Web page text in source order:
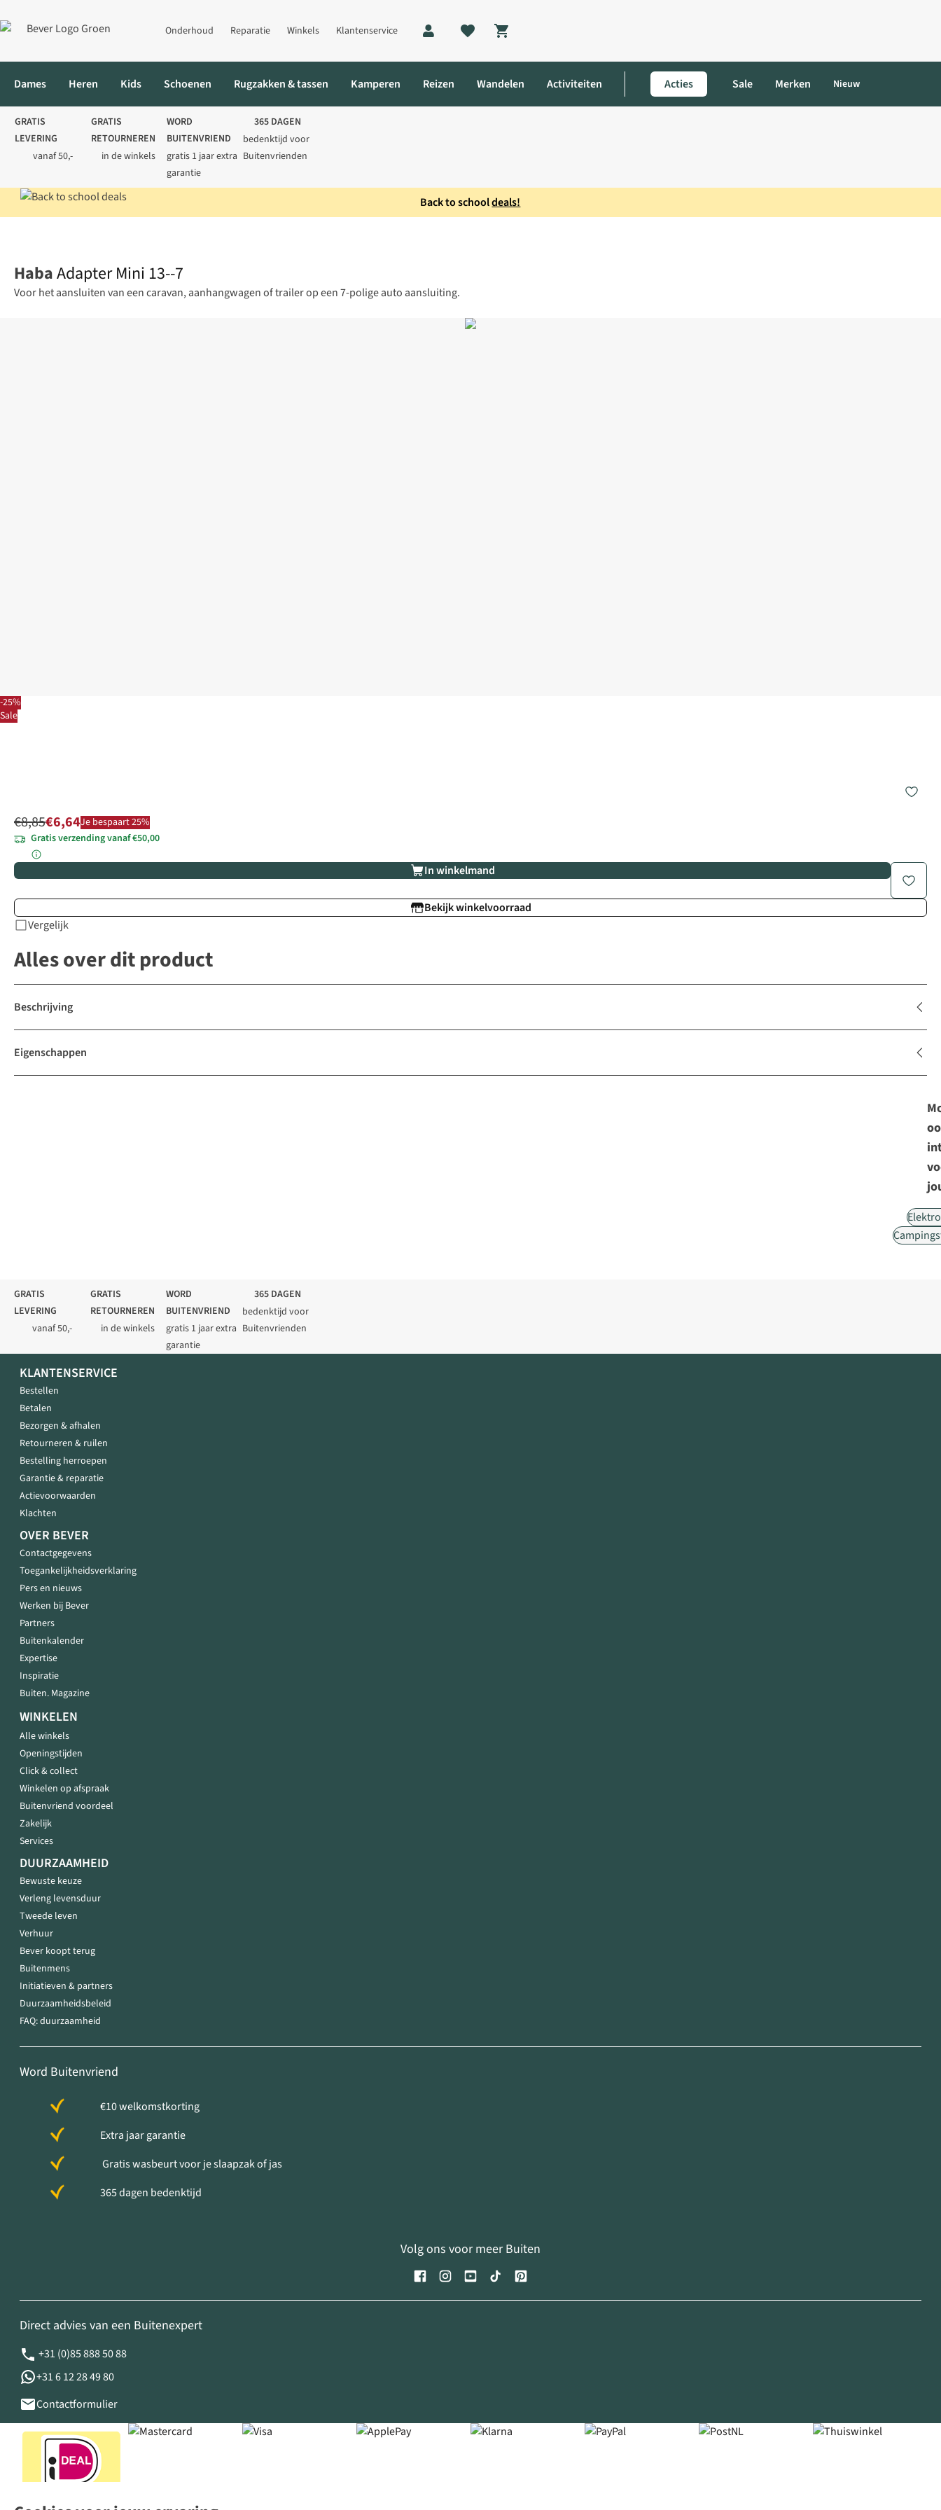
Onderhoud Reparatie Winkels Klantenservice
Shopping cart
Dames Heren Kids Schoenen Rugzakken & tassen Kamperen Reizen Wandelen Activiteiten Acties Sale Merken Nieuw
GRATIS
LEVERING
vanaf 50,-
GRATIS
RETOURNEREN
in de winkels
WORD
BUITENVRIEND
gratis 1 jaar extra
garantie
365 DAGEN
bedenktijd voor
Buitenvrienden
Back to schooldeals!
-25%
Sale
HabaAdapter Mini 13--7
Voor het aansluiten van een caravan, aanhangwagen of trailer op een 7-polige auto aansluiting.
€8,85€6,64Je bespaart 25%
Gratis verzending vanaf €50,00
In winkelmand
Bekijk winkelvoorraad
Vergelijk
Alles over dit product
Beschrijving
Eigenschappen
GRATIS
LEVERING
vanaf 50,-
GRATIS
RETOURNEREN
in de winkels
WORD
BUITENVRIEND
gratis 1 jaar extra
garantie
365 DAGEN
bedenktijd voor
Buitenvrienden
KLANTENSERVICE
Bestellen
Betalen
Bezorgen & afhalen
Retourneren & ruilen
Bestelling herroepen
Garantie & reparatie
Actievoorwaarden
Klachten
OVER BEVER
Contactgegevens
Toegankelijkheidsverklaring
Pers en nieuws
Werken bij Bever
Partners
Buitenkalender
Expertise
Inspiratie
Buiten. Magazine
WINKELEN
Alle winkels
Openingstijden
Click & collect
Winkelen op afspraak
Buitenvriend voordeel
Zakelijk
Services
DUURZAAMHEID
Bewuste keuze
Verleng levensduur
Tweede leven
Verhuur
Bever koopt terug
Buitenmens
Initiatieven & partners
Duurzaamheidsbeleid
FAQ: duurzaamheid
Word Buitenvriend
€10 welkomstkorting
Extra jaar garantie
Gratis wasbeurt voor je slaapzak of jas
365 dagen bedenktijd
Volg ons voor meer Buiten
Direct advies van een Buitenexpert
+31 (0)85 888 50 88
+31 6 12 28 49 80
Contactformulier